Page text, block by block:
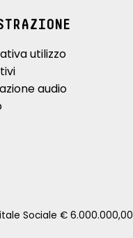
utilizzo
audio
Sociale € 6.000.000,00